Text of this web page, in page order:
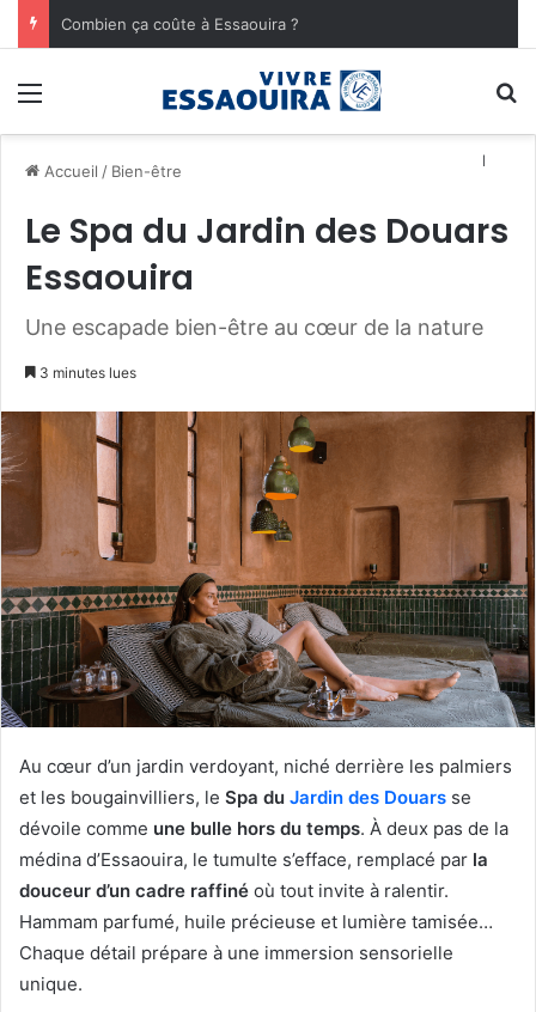
Combien ça coûte à Essaouira ?
Découvrez
Accueil / Bien-être
Le Spa du Jardin des Douars
Essaouira
Une escapade bien-être au cœur de la nature
3 minutes lues
Au cœur d’un jardin verdoyant, niché derrière les palmiers
et les bougainvilliers, le Spa du Jardin des Douars se
dévoile comme une bulle hors du temps. À deux pas de la
médina d’Essaouira, le tumulte s’efface, remplacé par la
douceur d’un cadre raffiné où tout invite à ralentir.
Hammam parfumé, huile précieuse et lumière tamisée…
Chaque détail prépare à une immersion sensorielle
unique.